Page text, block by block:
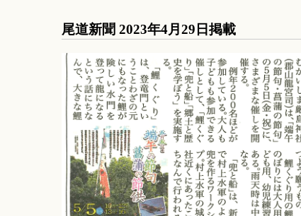
尾道新聞 2023年4月29日掲載